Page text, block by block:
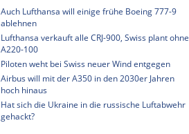
Auch Lufthansa will einige frühe Boeing 777-9
ablehnen
Lufthansa verkauft alle CRJ-900, Swiss plant ohne
A220-100
Piloten weht bei Swiss neuer Wind entgegen
Airbus will mit der A350 in den 2030er Jahren
hoch hinaus
Hat sich die Ukraine in die russische Luftabwehr
gehackt?